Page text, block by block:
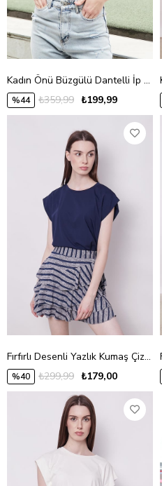
Kadın Önü Büzgülü Dantelli İp Askılı Likralı Body Bluz-Siyah
%44 ₺199,99
₺359,99
Fırfırlı Desenli Yazlık Kumaş Çizgili Dizüstü Mykonos Etek-İndigo Çizgi
%40 ₺179,00
₺299,99